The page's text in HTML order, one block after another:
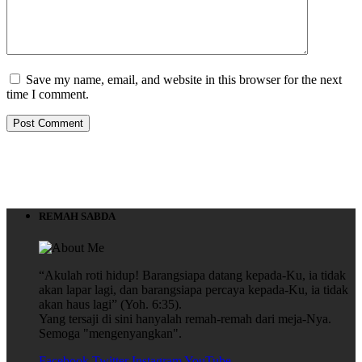
Save my name, email, and website in this browser for the next
time I comment.
REMAH SABDA
“Akulah roti hidup! Barangsiapa datang kepada-Ku, ia tidak
akan lapar lagi, dan barangsiapa percaya kepada-Ku, ia tidak
akan haus lagi” (Yoh. 6:35).
Yang tersaji di sini hanyalah remah-remah dari meja-Nya.
Semoga "mengenyangkan".